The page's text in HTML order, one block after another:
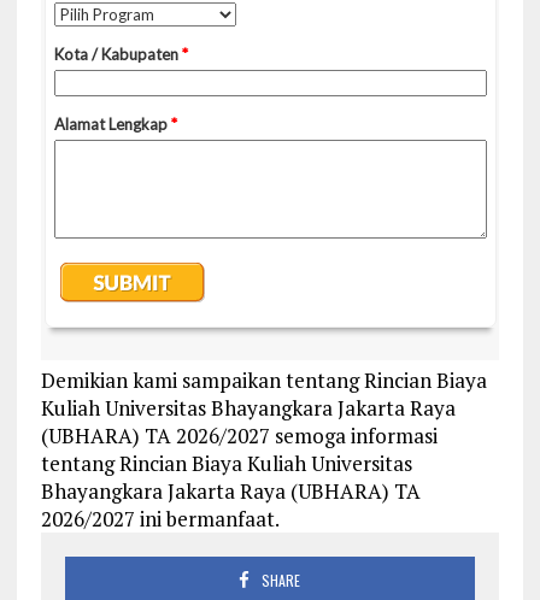
Demikian kami sampaikan tentang Rincian Biaya
Kuliah Universitas Bhayangkara Jakarta Raya
(UBHARA) TA 2026/2027 semoga informasi
tentang Rincian Biaya Kuliah Universitas
Bhayangkara Jakarta Raya (UBHARA) TA
2026/2027 ini bermanfaat.
SHARE